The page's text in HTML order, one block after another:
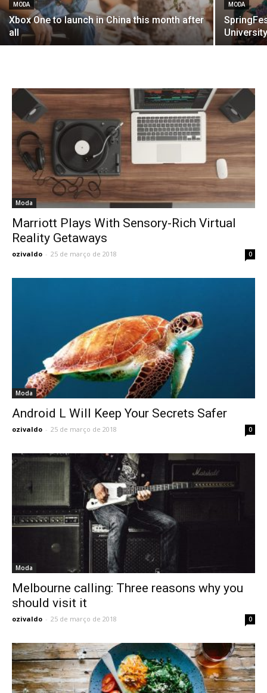
MODA
Xbox One to launch in China this month after
all
MODA
Moda
Marriott Plays With Sensory-Rich Virtual
Reality Getaways
ozivaldo - 25 de março de 2018 0
Moda
Android L Will Keep Your Secrets Safer
ozivaldo - 25 de março de 2018 0
Moda
Melbourne calling: Three reasons why you
should visit it
ozivaldo - 25 de março de 2018 0